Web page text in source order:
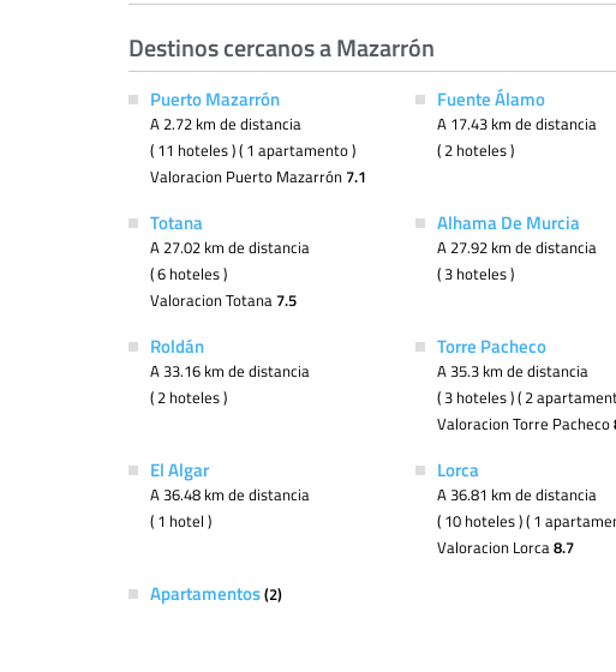
Destinos cercanos a Mazarrón
Puerto Mazarrón
A 2.72 km de distancia
( 11 hoteles ) ( 1 apartamento )
Valoracion Puerto Mazarrón 7.1
Fuente Álamo
A 17.43 km de distancia
( 2 hoteles )
Totana
A 27.02 km de distancia
( 6 hoteles )
Valoracion Totana 7.5
Alhama De Murcia
A 27.92 km de distancia
( 3 hoteles )
Roldán
A 33.16 km de distancia
( 2 hoteles )
Torre Pacheco
A 35.3 km de distancia
( 3 hoteles ) ( 2
Valoracion Torre Pacheco
El Algar
A 36.48 km de distancia
( 1 hotel )
Lorca
A 36.81 km de distancia
( 10 hoteles ) ( 1
Valoracion Lorca8.7
Apartamentos(2)